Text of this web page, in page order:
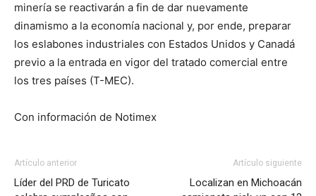
minería se reactivarán a fin de dar nuevamente
dinamismo a la economía nacional y, por ende, preparar
los eslabones industriales con Estados Unidos y Canadá
previo a la entrada en vigor del tratado comercial entre
los tres países (T-MEC).
Con información de Notimex
Artículo anterior
Líder del PRD de Turicato
Artículo siguiente
Localizan en Michoacán